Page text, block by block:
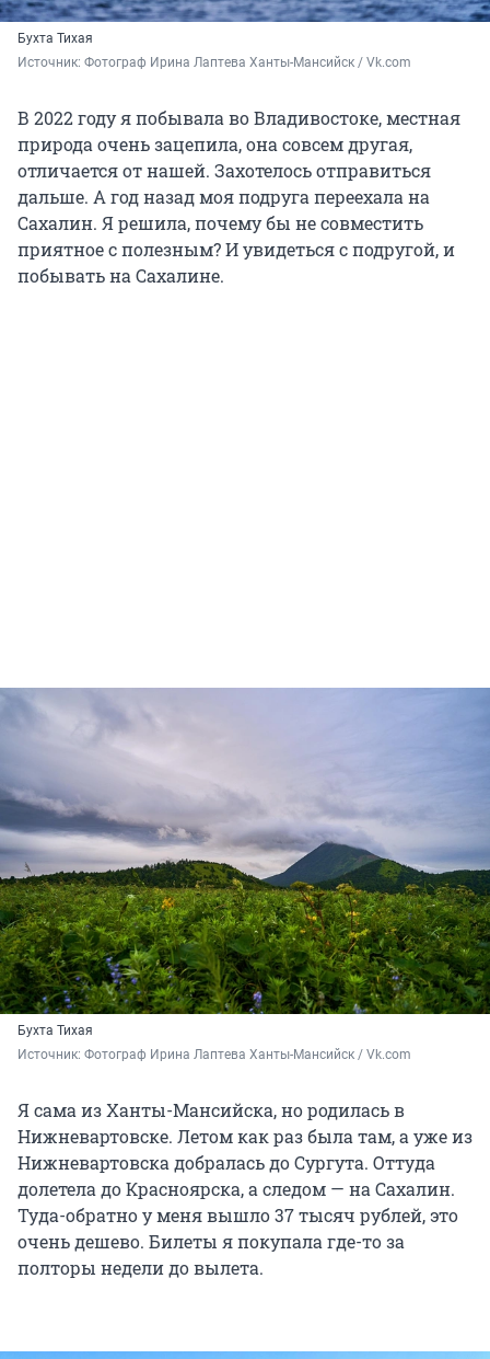
Бухта Тихая
Источник: Фотограф Ирина Лаптева Ханты-Мансийск / Vk.com
В 2022 году я побывала во Владивостоке, местная
природа очень зацепила, она совсем другая,
отличается от нашей. Захотелось отправиться
дальше. А год назад моя подруга переехала на
Сахалин. Я решила, почему бы не совместить
приятное с полезным? И увидеться с подругой, и
побывать на Сахалине.
Бухта Тихая
Источник: Фотограф Ирина Лаптева Ханты-Мансийск / Vk.com
Я сама из Ханты-Мансийска, но родилась в
Нижневартовске. Летом как раз была там, а уже из
Нижневартовска добралась до Сургута. Оттуда
долетела до Красноярска, а следом — на Сахалин.
Туда-обратно у меня вышло 37 тысяч рублей, это
очень дешево. Билеты я покупала где-то за
полторы недели до вылета.